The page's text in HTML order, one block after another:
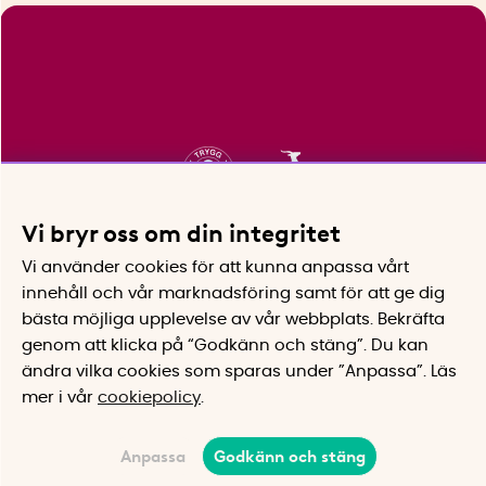
Vi bryr oss om din integritet
Vi använder cookies för att kunna anpassa vårt
innehåll och vår marknadsföring samt för att ge dig
bästa möjliga upplevelse av vår webbplats.
Bekräfta
genom att klicka på “Godkänn och stäng”. Du kan
ändra vilka cookies som sparas under ”Anpassa”.
Läs
mer i vår cookiepolicy
Anpassa Godkänn och stäng